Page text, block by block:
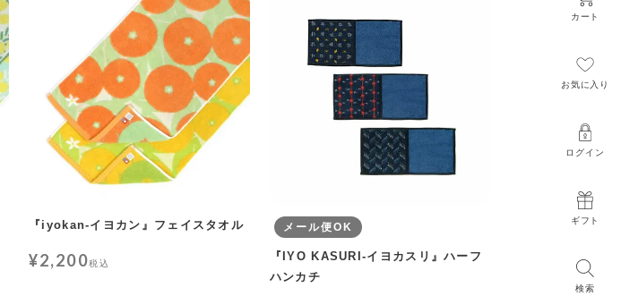
検索
ギフト
ログイン
お気に入り
カート
『iyokan-イヨカン』フェイスタオル
¥2,200税込
メール便OK
『IYO KASURI-イヨカスリ』ハーフ
ハンカチ